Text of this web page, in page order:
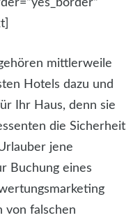
mittlerweile
Hotels dazu und
Ihr Haus, denn sie
die Sicherheit
jene
Buchung eines
von falschen